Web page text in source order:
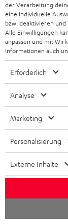
der Verarbeitung
eine individuelle
bzw. deaktivieren und
Alle Einwilligungen
anpassen und mit
Informationen auch
Erforderlich
Analyse
Marketing
Personalisierung
Externe Inhalte